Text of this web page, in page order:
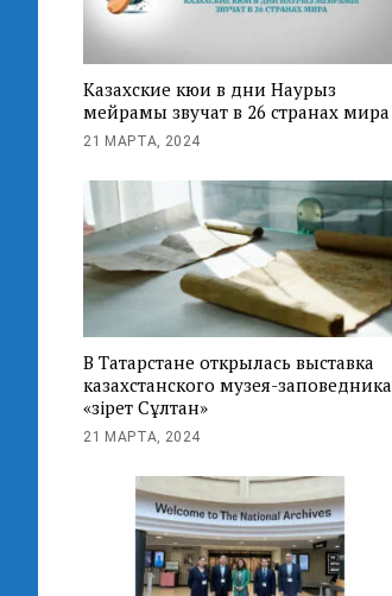
Казахские кюи в дни Наурыз
мейрамы звучат в 26 странах мира
21 МАРТА, 2024
В Татарстане открылась выставка
казахстанского музея-заповедника
«Әзірет Сұлтан»
21 МАРТА, 2024